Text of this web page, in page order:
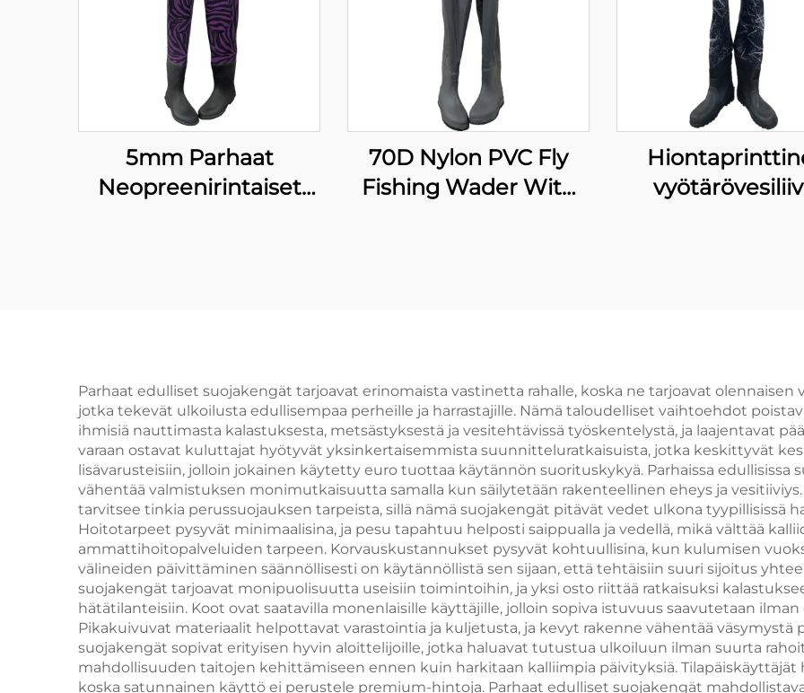
5mm Parhaat
Neopreenirintaiset
70D Nylon PVC Fly
Fishing Wader With
villakengillä
Parhaat edulliset suojakengät tarjoavat erinomaista vastinetta rahalle, koska ne tarjoavat
jotka tekevät ulkoilusta edullisempaa perheille ja harrastajille. Nämä taloudelliset vaihtoehdot
ihmisiä nauttimasta kalastuksesta, metsästyksestä ja vesitehtävissä työskentelystä, ja laajentavat
varaan ostavat kuluttajat hyötyvät yksinkertaisemmista suunnitteluratkaisuista, jotka keskittyvät
lisävarusteisiin, jolloin jokainen käytetty euro tuottaa käytännön suorituskykyä. Parhaissa edullisissa
vähentää valmistuksen monimutkaisuutta samalla kun säilytetään rakenteellinen eheys ja
tarvitsee tinkia perussuojauksen tarpeista, sillä nämä suojakengät pitävät vedet ulkona tyypillisissä
Hoitotarpeet pysyvät minimaalisina, ja pesu tapahtuu helposti saippualla ja vedellä, mikä välttää
ammattihoitopalveluiden tarpeen. Korvauskustannukset pysyvät kohtuullisina, kun kulumisen
välineiden päivittäminen säännöllisesti on käytännöllistä sen sijaan, että tehtäisiin suuri sijoitus
suojakengät tarjoavat monipuolisuutta useisiin toimintoihin, ja yksi osto riittää ratkaisuksi
hätätilanteisiin. Koot ovat saatavilla monenlaisille käyttäjille, jolloin sopiva istuvuus saavutetaan
Pikakuivuvat materiaalit helpottavat varastointia ja kuljetusta, ja kevyt rakenne vähentää väsymystä
suojakengät sopivat erityisen hyvin aloittelijoille, jotka haluavat tutustua ulkoiluun ilman suurta
mahdollisuuden taitojen kehittämiseen ennen kuin harkitaan kalliimpia päivityksiä.
koska satunnainen käyttö ei perustele premium-hintoja. Parhaat edulliset suojakengät